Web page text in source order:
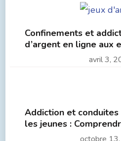
Confinements et
d’argent en ligne aux
avril 3,
Addiction et conduites
les jeunes :